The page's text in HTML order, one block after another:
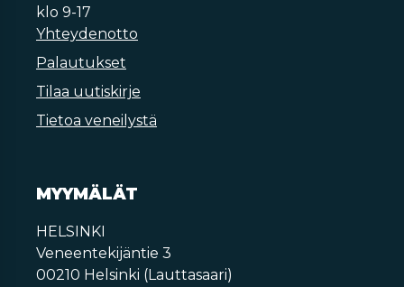
klo 9-17
Yhteydenotto
Palautukset
Tilaa uutiskirje
Tietoa veneilystä
MYYMÄLÄT
HELSINKI
Veneentekijäntie 3
00210 Helsinki (Lauttasaari)